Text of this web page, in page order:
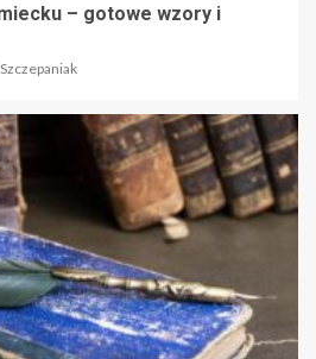
– gotowe wzory i